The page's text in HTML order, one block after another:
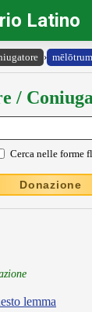
Latino
› mēlōtrum
/
Cerca nelle forme
Donazione
lemma